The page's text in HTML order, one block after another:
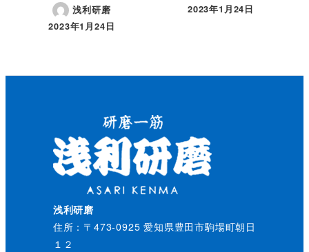
浅利研磨
2023年1月24日
2023年1月24日
浅利研磨
住所：〒473-0925 愛知県豊田市駒場町朝日
１２